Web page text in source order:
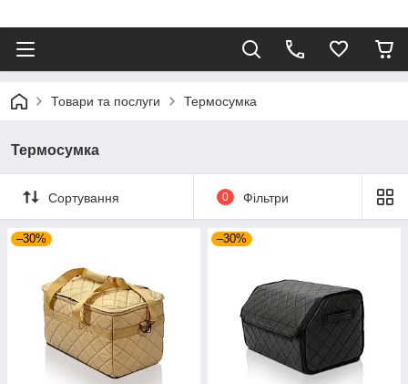
Товари та послуги Термосумка
Термосумка
Сортування 0 Фільтри
–30% –30%